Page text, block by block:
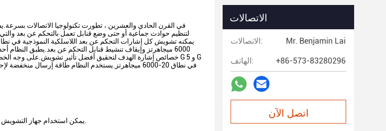
في القرن الحادي والعشرين ، تطورت تكنولوجيا الاتصالات
لتنظيم حوادث جماعية أو حتى وضع قنابل تعمل بالتحكم عن بعد
6000 ميجاهرتز وإيقاف تنشيط قنابل التحكم عن بعد.يطبق
يمكن استخدام جهاز التشويش هذا على نطاق واسع من قبل إدارات الشرطة ومكافحة الإرهاب وحماية أمن الدولة.
الاتصالات
الاتصالات: Mr. Benjamin Lai
الهاتف: +86-573-83280296
اتصل الآن